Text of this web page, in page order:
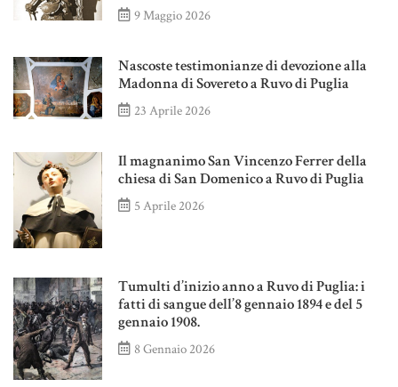
9 Maggio 2026
Nascoste testimonianze di devozione alla
Madonna di Sovereto a Ruvo di Puglia
23 Aprile 2026
Il magnanimo San Vincenzo Ferrer della
chiesa di San Domenico a Ruvo di Puglia
5 Aprile 2026
Tumulti d’inizio anno a Ruvo di Puglia: i
fatti di sangue dell’8 gennaio 1894 e del 5
gennaio 1908.
8 Gennaio 2026